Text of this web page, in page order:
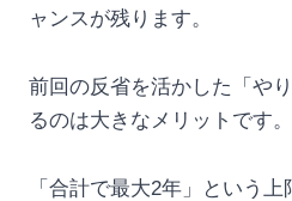
ャンスが残ります。
前回の反省を活かした「や
るのは大きなメリットです。
「合計で最大2年」という